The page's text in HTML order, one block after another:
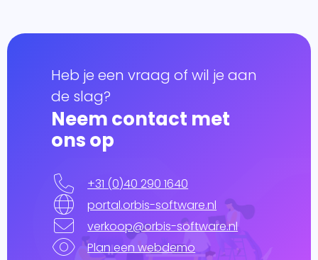
Heb je een vraag of wil je aan
de slag?
Neem contact met
ons op
+31 (0)40 290 1640
portal.orbis-software.nl
verkoop@orbis-software.nl
Plan een webdemo